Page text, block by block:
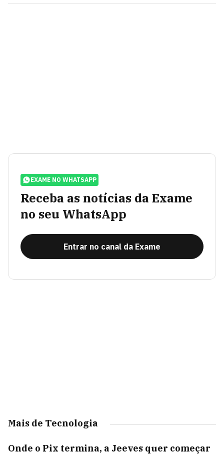
EXAME NO WHATSAPP
Receba as notícias da Exame
no seu WhatsApp
Entrar no canal da Exame
Mais de Tecnologia
Onde o Pix termina, a Jeeves quer começar